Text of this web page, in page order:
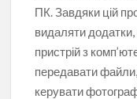
ПК. Завдяки цій
видаляти додатки,
пристрій з
передавати
керувати